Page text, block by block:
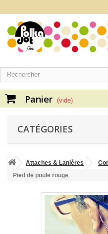
Panier (vide)
CATÉGORIES
Attaches & Lanières
Pied de poule rouge